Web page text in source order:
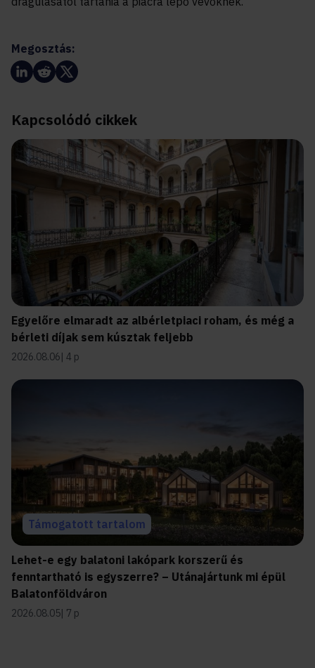
Megosztás:
Kapcsolódó cikkek
Egyelőre elmaradt az albérletpiaci roham, és még a
bérleti díjak sem kúsztak feljebb
2026.08.06 4 p
Támogatott tartalom
Lehet-e egy balatoni lakópark korszerű és
fenntartható is egyszerre? – Utánajártunk mi épül
Balatonföldváron
2026.08.05 7 p